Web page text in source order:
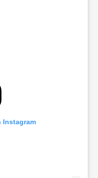
Instagram